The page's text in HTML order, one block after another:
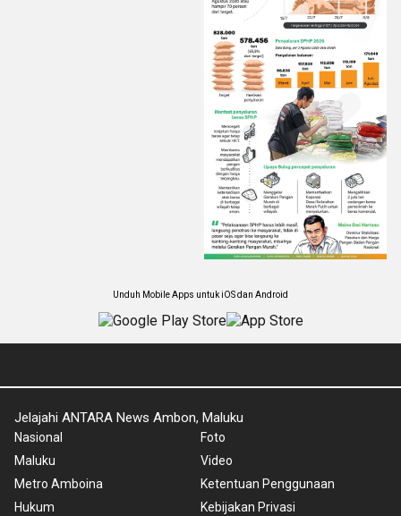
Unduh Mobile Apps untuk iOS dan Android
Jelajahi ANTARA News Ambon, Maluku
Nasional
Maluku
Metro Amboina
Hukum
Foto
Video
Ketentuan Penggunaan
Kebijakan Privasi